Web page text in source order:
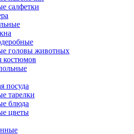
салфетки
головы животных
костюмов
посуда
тарелки
блюда
цветы